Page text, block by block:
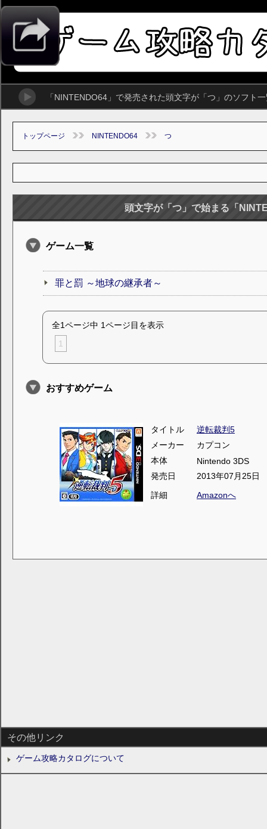
「NINTENDO64」で発売された頭文字が「つ」のソフト
トップページ NINTENDO64 つ
頭文字が「つ」で始まる「
ゲーム一覧
罪と罰 ～地球の継承者～
全1ページ中 1ページ目を表示
1
おすすめゲーム
タイトル
逆転裁判5
メーカー
カプコン
本体
Nintendo 3DS
発売日
2013年07月25日
詳細
Amazonへ
その他リンク
ゲーム攻略カタログについて